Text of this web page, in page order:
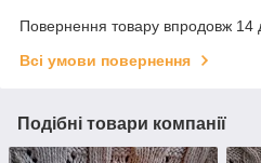
Повернення товару впродовж 14
Всі умови повернення
Подібні товари компанії